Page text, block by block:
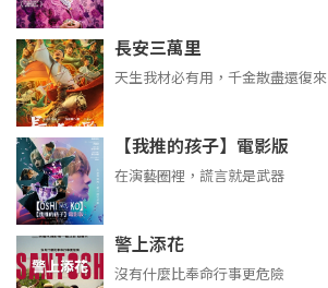
長安三萬里
天生我材必有用，千金散盡還復來
【我推的孩子】電影版
在演藝圈裡，謊言就是武器
警上添花
沒有什麼比奉命行事更危險